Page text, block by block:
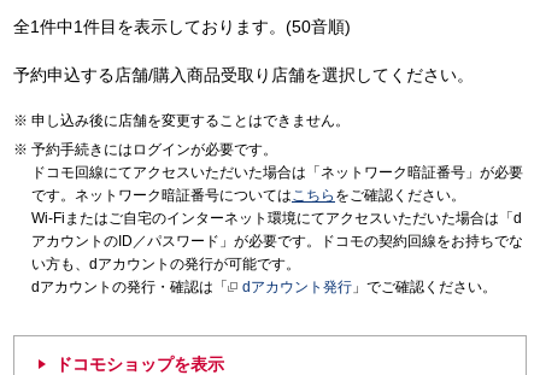
全1件中1件目を表示しております。(50音順)
予約申込する店舗/購入商品受取り店舗を選択してください。
申し込み後に店舗を変更することはできません。
予約手続きにはログインが必要です。
ドコモ回線にてアクセスいただいた場合は「ネットワーク暗証番号」が必要
です。ネットワーク暗証番号についてはこちら をご確認ください。
Wi-Fiまたはご自宅のインターネット環境にてアクセスいただいた場合は「d
アカウントのID／パスワード」が必要です。ドコモの契約回線をお持ちでな
い方も、dアカウントの発行が可能です。
dアカウントの発行・確認は「
dアカウント発行 」でご確認ください。
ドコモショップを表示